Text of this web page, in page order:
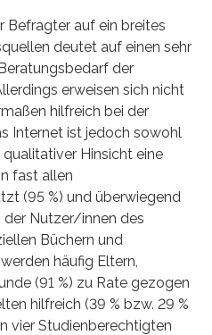
Befragter auf ein breites
deutet auf einen sehr
der
erweisen sich nicht
hilfreich bei der
Internet ist jedoch sowohl
Hinsicht eine
fast allen
(95 %) und überwiegend
der Nutzer/innen des
Büchern und
häufig Eltern,
(91 %) zu Rate gezogen
hilfreich (39 % bzw. 29 %
vier Studienberechtigten